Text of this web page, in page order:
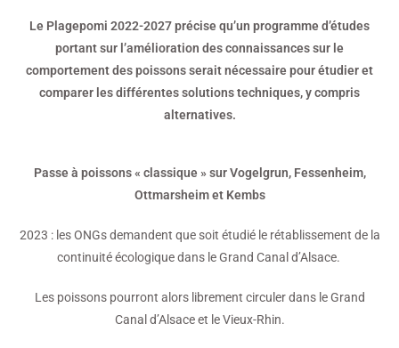
Le Plagepomi 2022-2027 précise qu’un programme d’études
portant sur l’amélioration des connaissances sur le
comportement des poissons serait nécessaire pour étudier et
comparer les différentes solutions techniques, y compris
alternatives.
Passe à poissons « classique » sur Vogelgrun, Fessenheim,
Ottmarsheim et Kembs
2023 : les ONGs demandent que soit étudié le rétablissement de la
continuité écologique dans le Grand Canal d’Alsace.
Les poissons pourront alors librement circuler dans le Grand
Canal d’Alsace et le Vieux-Rhin.